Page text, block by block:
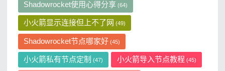
Shadowrocket使用心得分享(64)
小火箭显示连接但上不了网 (49)
Shadowrocket节点哪家好(45)
小火箭私有节点定制 (47) 小火箭导入节点教程(45)